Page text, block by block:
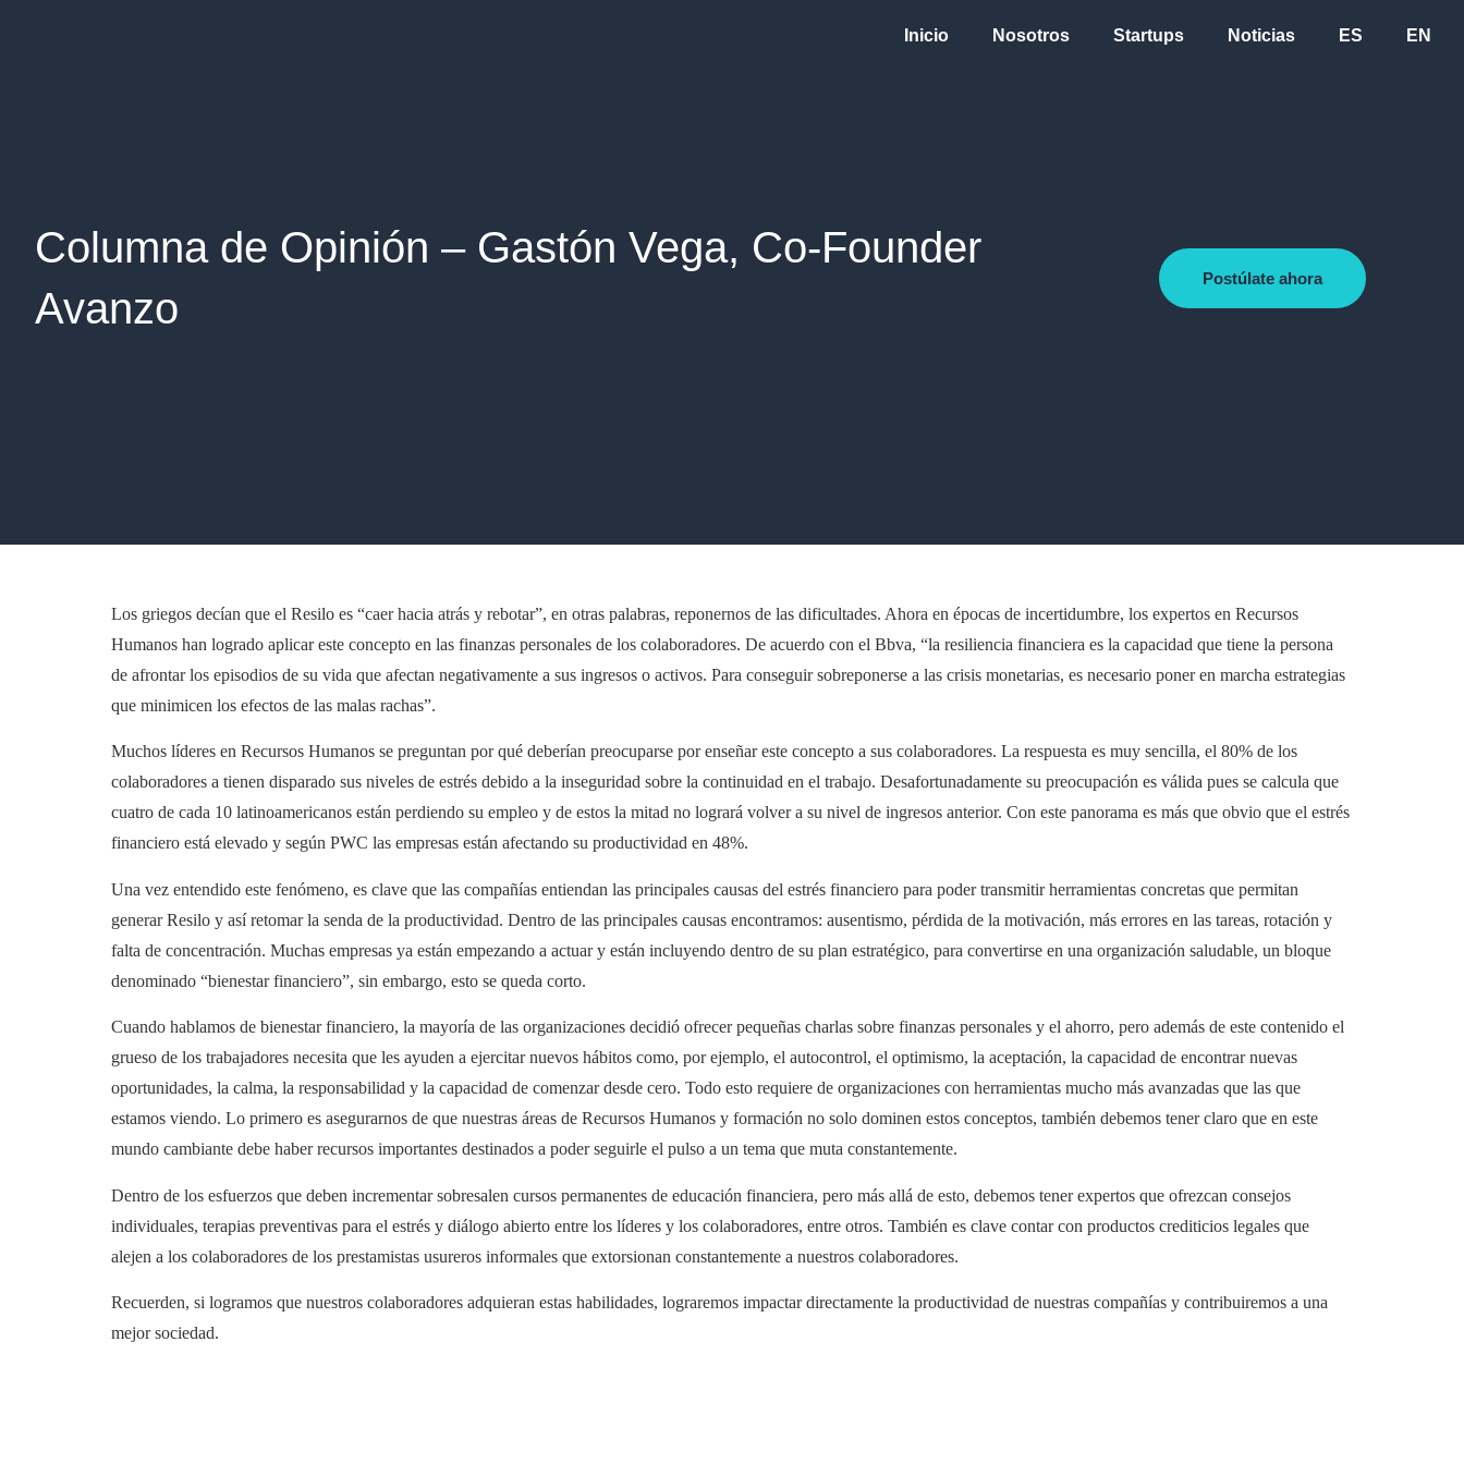
Inicio Nosotros Startups Noticias ES EN
Columna de Opinión – Gastón Vega, Co-Founder
Avanzo
Postúlate ahora
Los griegos decían que el Resilo es “caer hacia atrás y rebotar”, en otras palabras, reponernos de las dificultades. Ahora en épocas de incertidumbre, los expertos en Recursos
Humanos han logrado aplicar este concepto en las finanzas personales de los colaboradores. De acuerdo con el Bbva, “la resiliencia financiera es la capacidad que tiene la persona
de afrontar los episodios de su vida que afectan negativamente a sus ingresos o activos. Para conseguir sobreponerse a las crisis monetarias, es necesario poner en marcha estrategias
que minimicen los efectos de las malas rachas”.
Muchos líderes en Recursos Humanos se preguntan por qué deberían preocuparse por enseñar este concepto a sus colaboradores. La respuesta es muy sencilla, el 80% de los
colaboradores a tienen disparado sus niveles de estrés debido a la inseguridad sobre la continuidad en el trabajo. Desafortunadamente su preocupación es válida pues se calcula que
cuatro de cada 10 latinoamericanos están perdiendo su empleo y de estos la mitad no logrará volver a su nivel de ingresos anterior. Con este panorama es más que obvio que el estrés
financiero está elevado y según PWC las empresas están afectando su productividad en 48%.
Una vez entendido este fenómeno, es clave que las compañías entiendan las principales causas del estrés financiero para poder transmitir herramientas concretas que permitan
generar Resilo y así retomar la senda de la productividad. Dentro de las principales causas encontramos: ausentismo, pérdida de la motivación, más errores en las tareas, rotación y
falta de concentración. Muchas empresas ya están empezando a actuar y están incluyendo dentro de su plan estratégico, para convertirse en una organización saludable, un bloque
denominado “bienestar financiero”, sin embargo, esto se queda corto.
Cuando hablamos de bienestar financiero, la mayoría de las organizaciones decidió ofrecer pequeñas charlas sobre finanzas personales y el ahorro, pero además de este contenido el
grueso de los trabajadores necesita que les ayuden a ejercitar nuevos hábitos como, por ejemplo, el autocontrol, el optimismo, la aceptación, la capacidad de encontrar nuevas
oportunidades, la calma, la responsabilidad y la capacidad de comenzar desde cero. Todo esto requiere de organizaciones con herramientas mucho más avanzadas que las que
estamos viendo. Lo primero es asegurarnos de que nuestras áreas de Recursos Humanos y formación no solo dominen estos conceptos, también debemos tener claro que en este
mundo cambiante debe haber recursos importantes destinados a poder seguirle el pulso a un tema que muta constantemente.
Dentro de los esfuerzos que deben incrementar sobresalen cursos permanentes de educación financiera, pero más allá de esto, debemos tener expertos que ofrezcan consejos
individuales, terapias preventivas para el estrés y diálogo abierto entre los líderes y los colaboradores, entre otros. También es clave contar con productos crediticios legales que
alejen a los colaboradores de los prestamistas usureros informales que extorsionan constantemente a nuestros colaboradores.
Recuerden, si logramos que nuestros colaboradores adquieran estas habilidades, lograremos impactar directamente la productividad de nuestras compañías y contribuiremos a una
mejor sociedad.